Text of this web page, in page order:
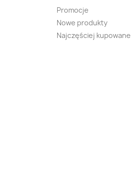
Promocje
Nowe produkty
Najczęściej kupowane